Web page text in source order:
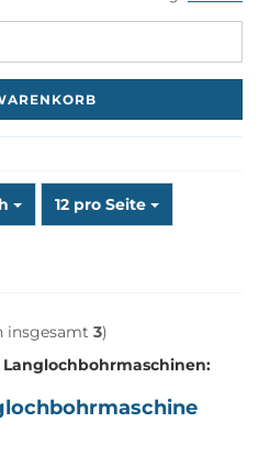
12 pro Seite
insgesamt 3)